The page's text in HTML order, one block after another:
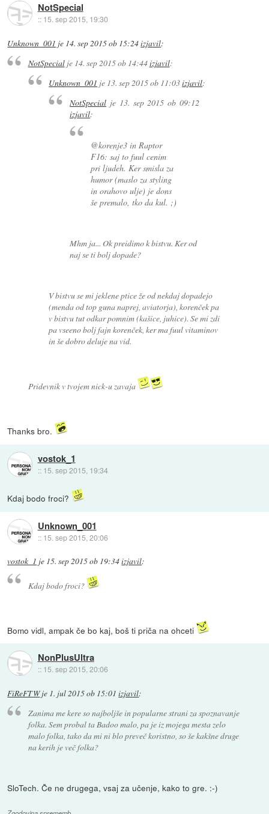
NotSpecial
:: 15. sep 2015, 19:30
Unknown_001 je 14. sep 2015 ob 15:24izjavil:
NotSpecialje 14. sep 2015 ob 14:44izjavil:
Unknown_001 je 13. sep 2015 ob 11:03izjavil:
NotSpecialje 13. sep 2015 ob 09:12
izjavil:
@korenje3 in Raptor
F16: saj to fuul cenim
pri ljudeh. Ker smisla za
humor (maslo za styling
in orahovo ulje) je dons
še premalo, tko da kul. ;)
Mhm ja... Ok preidimo k bistvu. Ker od
naj se ti bolj dopade?
V bistvu se mi jeklene ptice že od nekdaj dopadejo
(menda od top guna naprej, aviatorja), korenček pa
v bistvu tut odkar pomnim (kašice, juhice). Se mi zdi
pa vseeno bolj fajn korenček, ker ma fuul vitaminov
in še dobro deluje na vid.
Pridevnik v tvojem nick-u zavaja
Thanks bro.
vostok_1
:: 15. sep 2015, 19:34
Kdaj bodo froci?
Unknown_001
:: 15. sep 2015, 20:06
vostok_1 je 15. sep 2015 ob 19:34izjavil:
Kdaj bodo froci?
Bomo vidl, ampak če bo kaj, boš ti priča na ohceti
NonPlusUltra
:: 15. sep 2015, 20:06
FiReFTWje 1. jul 2015 ob 15:01 izjavil:
Zanima me kere so najboljše in popularne strani za spoznavanje
folka. Sem probal ta Badoo malo, pa je iz mojega mesta zelo
malo folka, tako da mi ni blo preveč koristno, so še kakšne druge
na kerih je več folka?
SloTech. Če ne drugega, vsaj za učenje, kako to gre. :-)